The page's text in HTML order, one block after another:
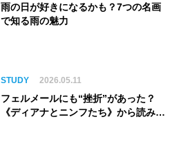
雨の日が好きになるかも？7つの名画
で知る雨の魅力
STUDY 2026.05.11
フェルメールにも“挫折”があった？
《ディアナとニンフたち》から読み解